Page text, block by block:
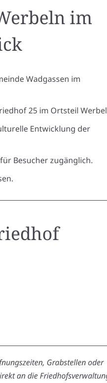
im
Wadgassen im
25 im Ortsteil
Entwicklung der
Besucher zugänglich.
Grabstellen oder
an die